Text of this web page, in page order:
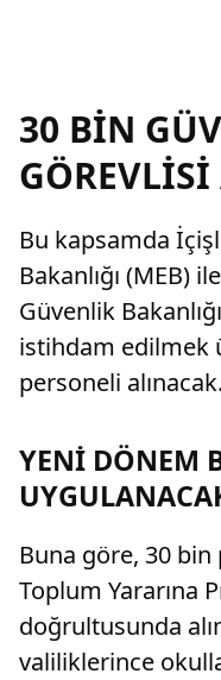
30 BİN
Bu kapsamda
Bakanlığı (MEB)
Güvenlik
istihdam edilmek
personeli alınacak.
YENİ DÖNEM
Buna göre, 30 bin
Toplum Yararına
doğrultusunda
valiliklerince